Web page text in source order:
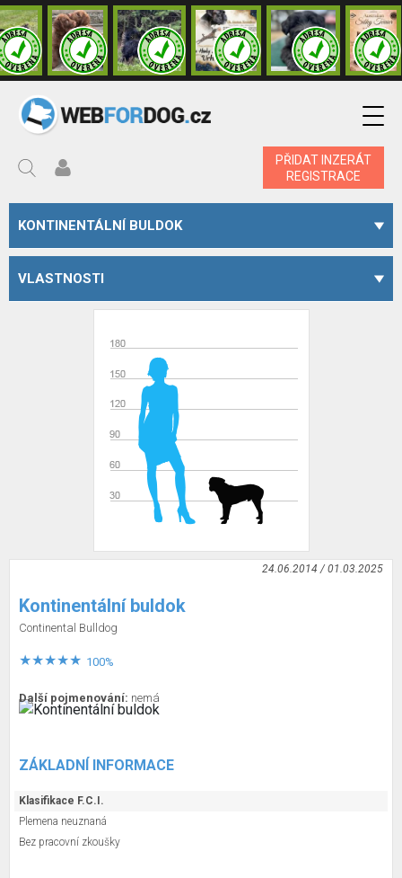
PŘIDAT INZERÁT
REGISTRACE
KONTINENTÁLNÍ BULDOK
VLASTNOSTI
24.06.2014 / 01.03.2025
Kontinentální buldok
Continental Bulldog
100%
Další pojmenování: nemá
ZÁKLADNÍ INFORMACE
Klasifikace F.C.I.
Plemena neuznaná
Bez pracovní zkoušky